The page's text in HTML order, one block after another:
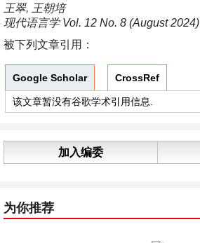
王翠, 王朝培
现代语言学 Vol. 12 No. 8 (August 2024)
被下列文章引用：
Google Scholar CrossRef
该文章暂没有谷歌学术引用信息.
加入编委
为你推荐